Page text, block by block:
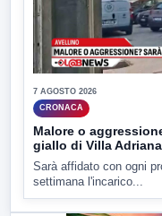
7 AGOSTO 2026
CRONACA
Malore o
giallo di Villa Adriana
Sarà affidato con ogni
settimana l'incarico...